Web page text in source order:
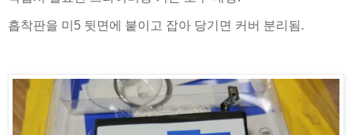
흡착판을 미5 뒷면에 붙이고 잡아 당기면 커버 분리됨.